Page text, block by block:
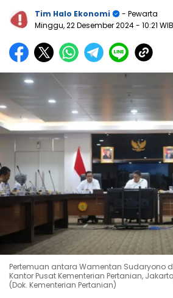
Tim Halo Ekonomi
- Pewarta
Minggu, 22 Desember 2024- 10:21 WIB
Pertemuan antara Wamentan Sudaryono
Kantor Pusat Kementerian Pertanian,
(Dok. Kementerian Pertanian)